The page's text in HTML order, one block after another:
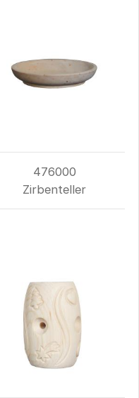
476000
Zirbenteller